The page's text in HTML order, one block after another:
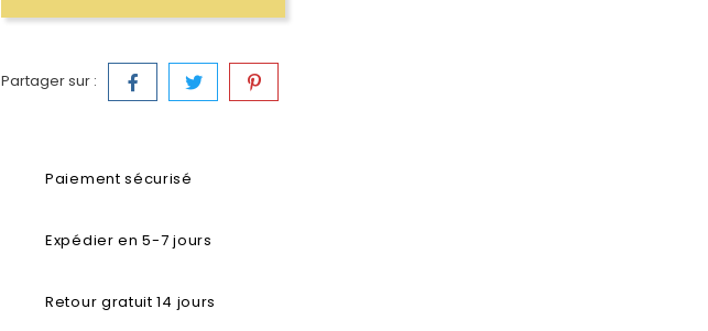
Partager sur :
Paiement sécurisé
Expédier en 5-7 jours
Retour gratuit 14 jours